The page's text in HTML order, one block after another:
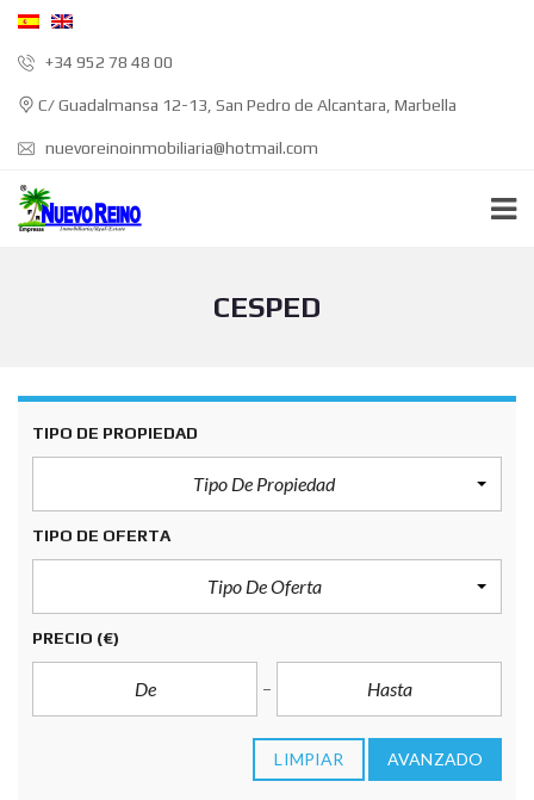
+34 952 78 48 00
C/ Guadalmansa 12-13, San Pedro de Alcantara, Marbella
nuevoreinoinmobiliaria@hotmail.com
CESPED
TIPO DE PROPIEDAD
Tipo De Propiedad
TIPO DE OFERTA
Tipo De Oferta
PRECIO (€)
LIMPIAR AVANZADO